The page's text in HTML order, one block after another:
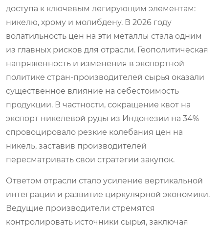
доступа к ключевым легирующим элементам:
никелю, хрому и молибдену. В 2026 году
волатильность цен на эти металлы стала одним
из главных рисков для отрасли. Геополитическая
напряженность и изменения в экспортной
политике стран-производителей сырья оказали
существенное влияние на себестоимость
продукции. В частности, сокращение квот на
экспорт никелевой руды из Индонезии на 34%
спровоцировало резкие колебания цен на
никель, заставив производителей
пересматривать свои стратегии закупок.
Ответом отрасли стало усиление вертикальной
интеграции и развитие циркулярной экономики.
Ведущие производители стремятся
контролировать источники сырья, заключая